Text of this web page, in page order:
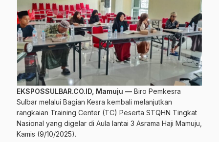
EKSPOSSULBAR.CO.ID, Mamuju — Biro Pemkesra
Sulbar melalui Bagian Kesra kembali melanjutkan
rangkaian Training Center (TC) Peserta STQHN Tingkat
Nasional yang digelar di Aula lantai 3 Asrama Haji Mamuju,
Kamis (9/10/2025).